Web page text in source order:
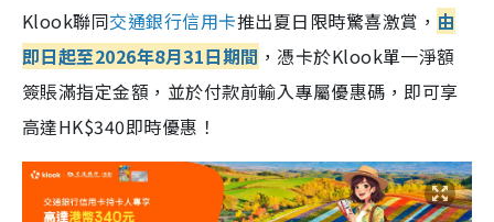
Klook聯同交通銀行信用卡推出夏日限時驚喜激賞， 由
即日起至2026年8月31日期間 ，憑卡於Klook單一淨額
簽賬滿指定金額，並於付款前輸入專屬優惠碼，即可享
高達HK$340即時優惠！